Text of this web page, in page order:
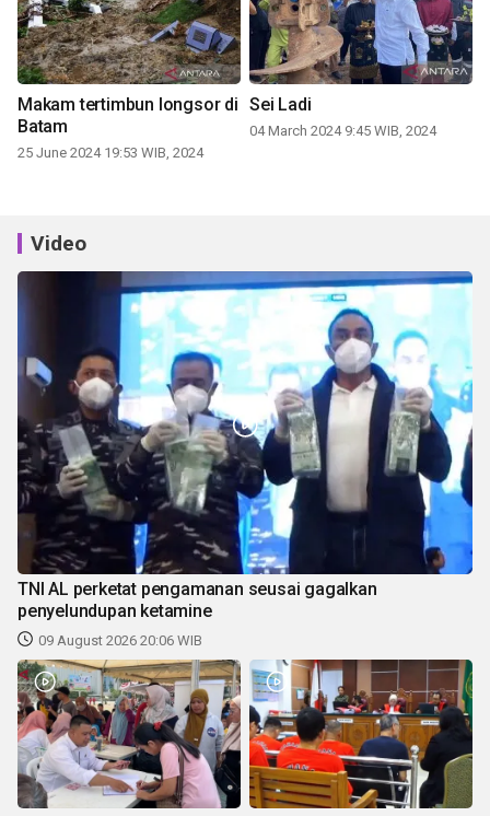
Makam tertimbun longsor di
Batam
25 June 2024 19:53 WIB, 2024
Sei Ladi
04 March 2024 9:45 WIB, 2024
Video
TNI AL perketat pengamanan seusai gagalkan
penyelundupan ketamine
09 August 2026 20:06 WIB